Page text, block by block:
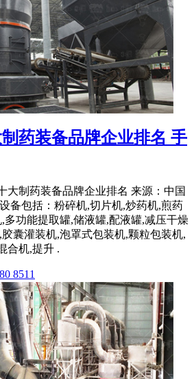
药装备品牌企业排名 手
大制药装备品牌企业排名 来源：中国
备包括：粉碎机,切片机,炒药机,煎药
多功能提取罐,储液罐,配液罐,减压干燥
囊灌装机,泡罩式包装机,颗粒包装机,
合机,提升 .
8511